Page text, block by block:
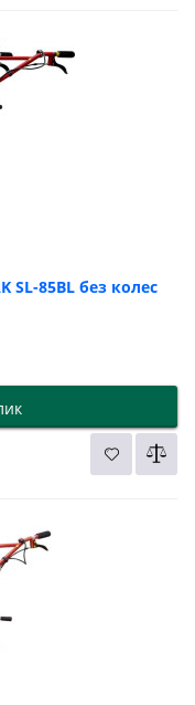
SL-85BL без колес